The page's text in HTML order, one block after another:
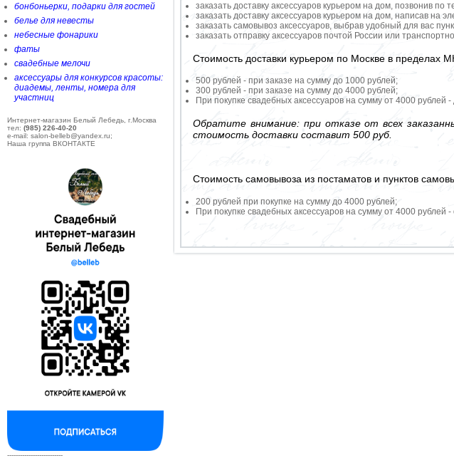
бонбоньерки, подарки для гостей
белье для невесты
небесные фонарики
фаты
свадебные мелочи
аксессуары для конкурсов красоты:
диадемы, ленты, номера для
участниц
Интернет-магазин Белый Лебедь, г.Москва
тел: (985) 226-40-20
e-mail: salon-belleb@yandex.ru;
Наша группа ВКОНТАКТЕ
--------------------------
заказать доставку аксессуаров курьером на дом, позвонив по
заказать доставку аксессуаров курьером на дом, написав на
заказать самовывоз аксессуаров, выбрав удобный для вас
заказать отправку аксессуаров почтой России или
Стоимость доставки курьером по Москве в пределах
500 рублей - при заказе на сумму до 1000 рублей;
300 рублей - при заказе на сумму до 4000 рублей;
При покупке свадебных аксессуаров на сумму от 4000 рублей
Обратите внимание: при отказе от всех
стоимость доставки составит 500 руб.
Стоимость самовывоза из постаматов и пунктов
200 рублей при покупке на сумму до 4000 рублей;
При покупке свадебных аксессуаров на сумму от 4000 рублей